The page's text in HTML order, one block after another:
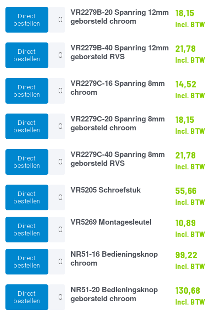
chroom
aantal
Direct
bestellen
VR2279B-
Spanring
geborsteld
chroom
aantal
VR2279B-20 Spanring 12mm
geborsteld chroom
18,15
Incl. BTW
Direct
bestellen
VR2279B-
Spanring
geborsteld
RVS
aantal
VR2279B-40 Spanring 12mm
geborsteld RVS
21,78
Incl. BTW
Direct
bestellen
VR2279C-
Spanring
chroom
aantal
VR2279C-16 Spanring 8mm
chroom
14,52
Incl. BTW
Direct
bestellen
VR2279C-
Spanring
geborsteld
chroom
aantal
VR2279C-20 Spanring 8mm
geborsteld chroom
18,15
Incl. BTW
Direct
bestellen
VR2279C-
Spanring
geborsteld
RVS
aantal
VR2279C-40 Spanring 8mm
geborsteld RVS
21,78
Incl. BTW
Direct
bestellen
VR5205
Schroefstuk
aantal
VR5205 Schroefstuk 55,66
Incl. BTW
Direct
bestellen
VR5269
Montagesleutel
aantal
VR5269 Montagesleutel 10,89
Incl. BTW
Direct
bestellen
NR51-
Bedieningsknop
aantal
NR51-16 Bedieningsknop
chroom
99,22
Incl. BTW
Direct
bestellen
NR51-
Bedieningsknop
NR51-20 Bedieningsknop
geborsteld chroom
130,68
Incl. BTW